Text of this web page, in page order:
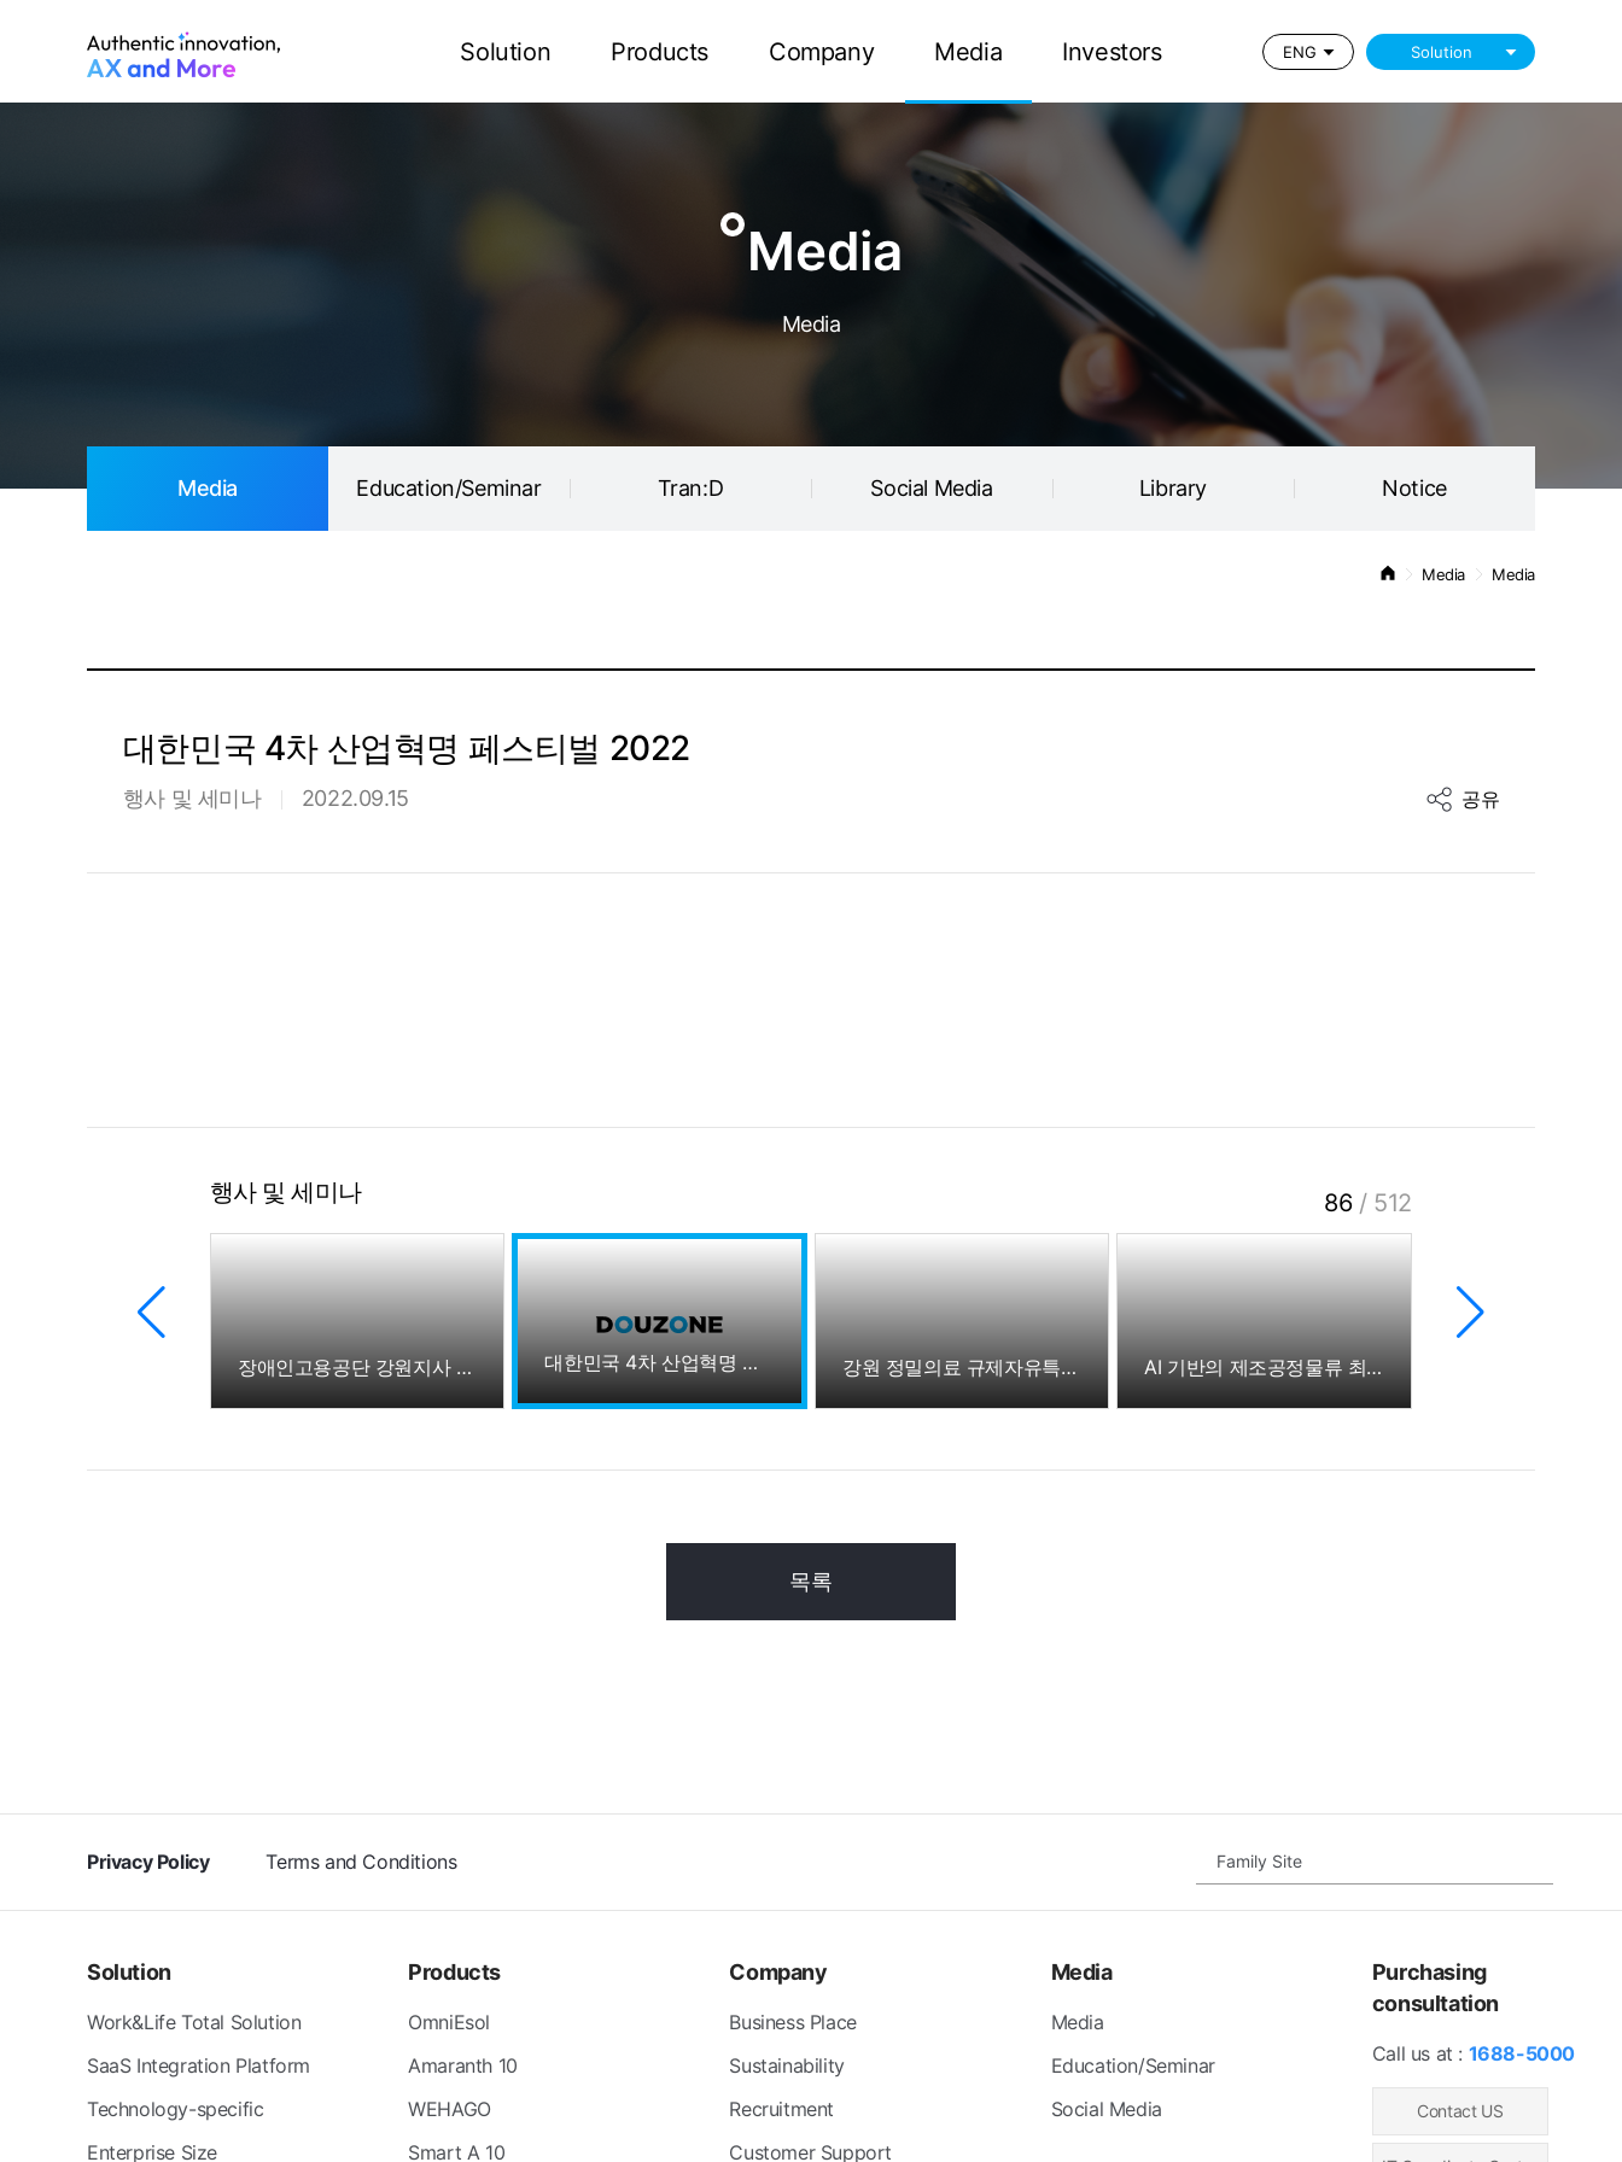
Solution Products Company Media Investors ENG Solution
Media Notice
Media
Media
Media Education/Seminar Tran:D Social Media Library Notice
Media Media
대한민국 4차 산업혁명 페스티벌 2022
행사 및 세미나 2022.09.15 공유
행사 및 세미나
장애인고용공단 강원지사 - 더존비즈온 장애인 고용 증진 업무협약 대한민국 4차 산업혁명 페스티벌 2022 강원 정밀의료 규제자유특구 현장 방문 - 더존강촌캠퍼스 AI 기반의 제조공정물류 최적화 기술 개발 킥오프 미팅
86/ 512
목록
Privacy Policy Terms and Conditions Family Site
Solution
Work&Life Total Solution
SaaS Integration Platform
Technology-specific
Enterprise Size
Products
OmniEsol
Amaranth 10
WEHAGO
Smart A 10
Company
Business Place
Sustainability
Recruitment
Customer Support
Media
Media
Education/Seminar
Social Media
Purchasing
consultation
Call us at : 1688-5000
Contact US